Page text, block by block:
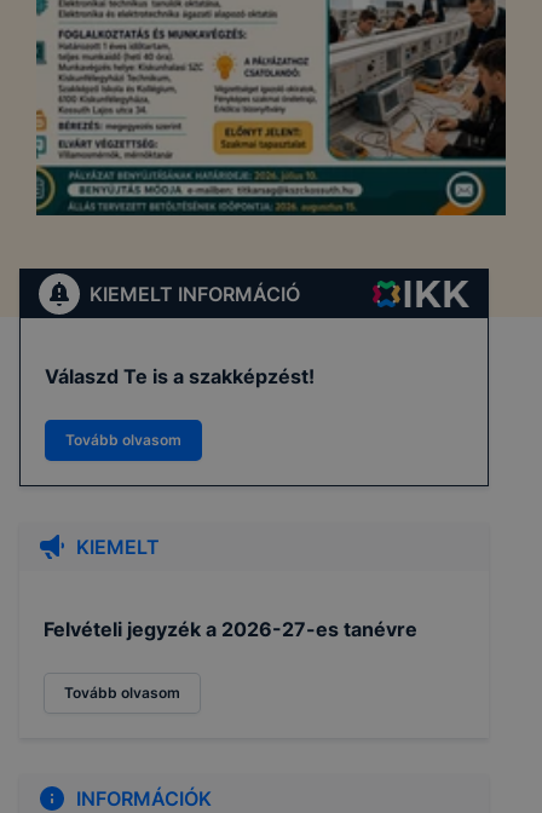
KIEMELT INFORMÁCIÓ
Válaszd Te is a szakképzést!
Tovább olvasom
KIEMELT
Felvételi jegyzék a 2026-27-es tanévre
Tovább olvasom
INFORMÁCIÓK